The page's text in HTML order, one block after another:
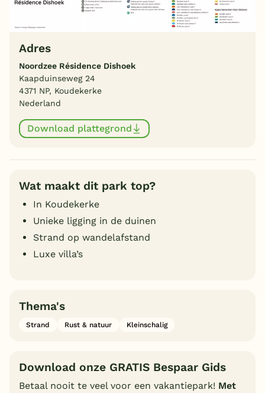
Adres
Noordzee Résidence Dishoek
Kaapduinseweg 24
4371 NP, Koudekerke
Nederland
Download plattegrond
Wat maakt dit park top?
In Koudekerke
Unieke ligging in de duinen
Strand op wandelafstand
Luxe villa’s
Thema's
Strand Rust & natuur Kleinschalig
Download onze GRATIS Bespaar Gids
Betaal nooit te veel voor een vakantiepark! Met